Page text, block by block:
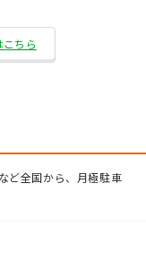
ちら
ど全国から、月極駐車